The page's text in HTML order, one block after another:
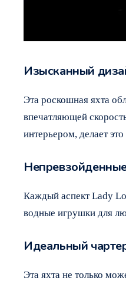
Изысканный
Эта роскошная яхта
впечатляющей
интерьером, делает
Каждый аспект Lady
водные игрушки для
Идеальный
Эта яхта не только